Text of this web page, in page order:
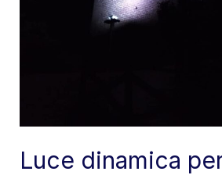
Luce dinamica